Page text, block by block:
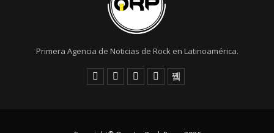
Primera Agencia de Noticias de Rock en Latinoamérica.